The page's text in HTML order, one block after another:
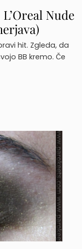
Nude
hit. Zgleda, da
BB kremo. Če